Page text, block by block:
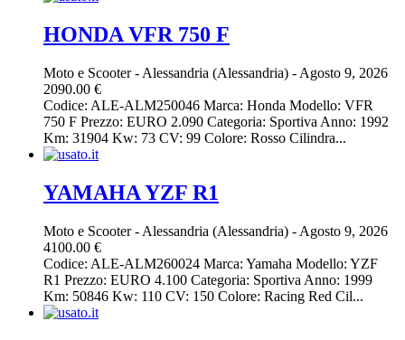
HONDA VFR 750 F
Moto e Scooter- Alessandria (Alessandria) - Agosto 9, 2026
2090.00 €
Codice: ALE-ALM250046 Marca: Honda Modello: VFR
750 F Prezzo: EURO 2.090 Categoria: Sportiva Anno: 1992
Km: 31904 Kw: 73 CV: 99 Colore: Rosso Cilindra...
YAMAHA YZF R1
Moto e Scooter- Alessandria (Alessandria) - Agosto 9, 2026
4100.00 €
Codice: ALE-ALM260024 Marca: Yamaha Modello: YZF
R1 Prezzo: EURO 4.100 Categoria: Sportiva Anno: 1999
Km: 50846 Kw: 110 CV: 150 Colore: Racing Red Cil...